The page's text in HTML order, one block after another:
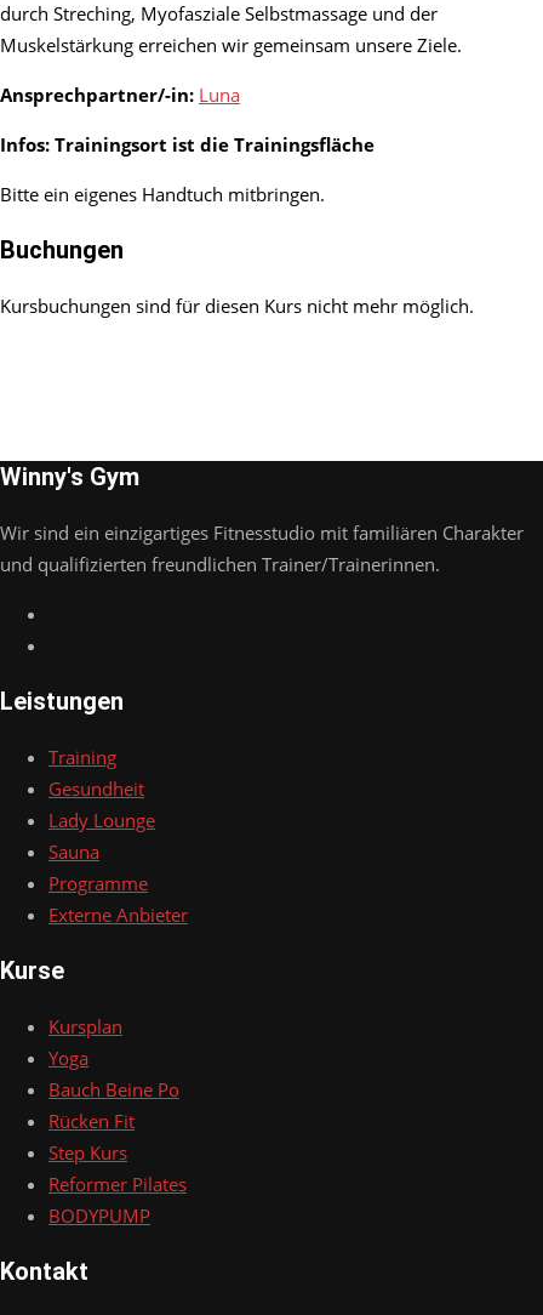
durch Streching, Myofasziale Selbstmassage und der
Muskelstärkung erreichen wir gemeinsam unsere Ziele.
Ansprechpartner/-in: Luna
Infos: Trainingsort ist die Trainingsfläche
Bitte ein eigenes Handtuch mitbringen.
Buchungen
Kursbuchungen sind für diesen Kurs nicht mehr möglich.
Winny's Gym
Wir sind ein einzigartiges Fitnesstudio mit familiären Charakter
und qualifizierten freundlichen Trainer/Trainerinnen.
Leistungen
Training
Gesundheit
Lady Lounge
Sauna
Programme
Externe Anbieter
Kurse
Kursplan
Yoga
Bauch Beine Po
Rücken Fit
Step Kurs
Reformer Pilates
BODYPUMP
Kontakt